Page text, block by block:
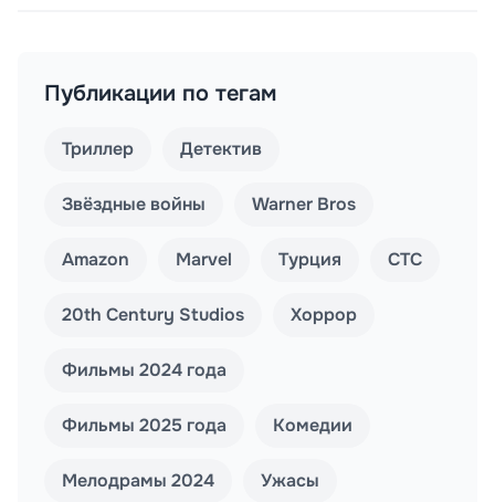
Публикации по тегам
Триллер Детектив
Звёздные войны Warner Bros
Amazon Marvel Турция СТС
20th Century Studios Хоррор
Фильмы 2024 года
Фильмы 2025 года Комедии
Мелодрамы 2024 Ужасы